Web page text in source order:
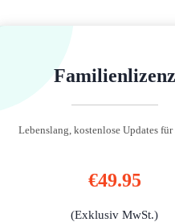
Familienlizenz
Lebenslang, kostenlose Updates für
€49.95
(Exklusiv MwSt.)